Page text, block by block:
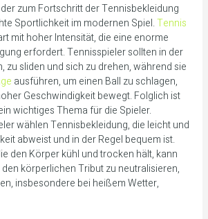
zum Fortschritt der Tennisbekleidung
Sportlichkeit im modernen Spiel.Tennis
mit hoher Intensität, die eine enorme
erfordert. Tennisspieler sollten in der
zu sliden und sich zu drehen, während sie
ausführen, um einen Ball zu schlagen,
Geschwindigkeit bewegt. Folglich ist
wichtiges Thema für die Spieler.
wählen Tennisbekleidung, die leicht und
abweist und in der Regel bequem ist.
den Körper kühl und trocken hält, kann
körperlichen Tribut zu neutralisieren,
insbesondere bei heißem Wetter,